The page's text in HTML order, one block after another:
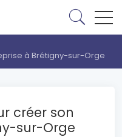
à Brétigny-sur-Orge
créer son
sur-Orge